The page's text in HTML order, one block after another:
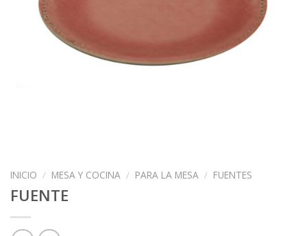
INICIO / MESA Y COCINA / PARA LA MESA / FUENTES
FUENTE